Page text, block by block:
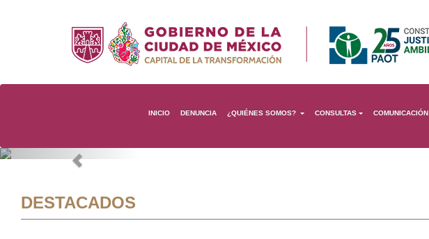
INICIO DENUNCIA ¿QUIÉNES SOMOS? CONSULTAS COMUNICACIÓN
Previous
DESTACADOS